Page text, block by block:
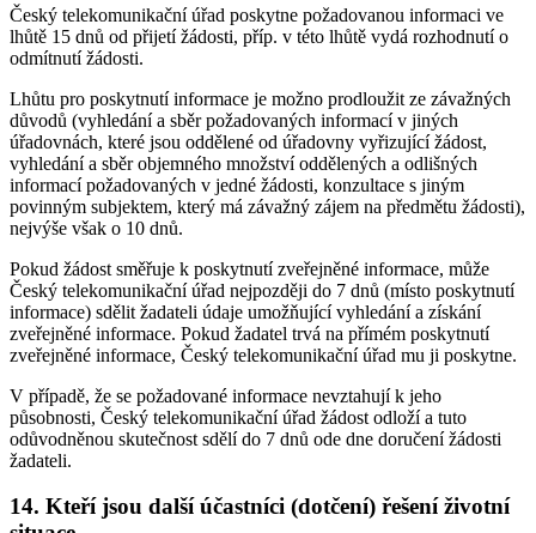
Český telekomunikační úřad poskytne požadovanou informaci ve
lhůtě 15 dnů od přijetí žádosti, příp. v této lhůtě vydá rozhodnutí o
odmítnutí žádosti.
Lhůtu pro poskytnutí informace je možno prodloužit ze závažných
důvodů (vyhledání a sběr požadovaných informací v jiných
úřadovnách, které jsou oddělené od úřadovny vyřizující žádost,
vyhledání a sběr objemného množství oddělených a odlišných
informací požadovaných v jedné žádosti, konzultace s jiným
povinným subjektem, který má závažný zájem na předmětu žádosti),
nejvýše však o 10 dnů.
Pokud žádost směřuje k poskytnutí zveřejněné informace, může
Český telekomunikační úřad nejpozději do 7 dnů (místo poskytnutí
informace) sdělit žadateli údaje umožňující vyhledání a získání
zveřejněné informace. Pokud žadatel trvá na přímém poskytnutí
zveřejněné informace, Český telekomunikační úřad mu ji poskytne.
V případě, že se požadované informace nevztahují k jeho
působnosti, Český telekomunikační úřad žádost odloží a tuto
odůvodněnou skutečnost sdělí do 7 dnů ode dne doručení žádosti
žadateli.
14. Kteří jsou další účastníci (dotčení) řešení životní